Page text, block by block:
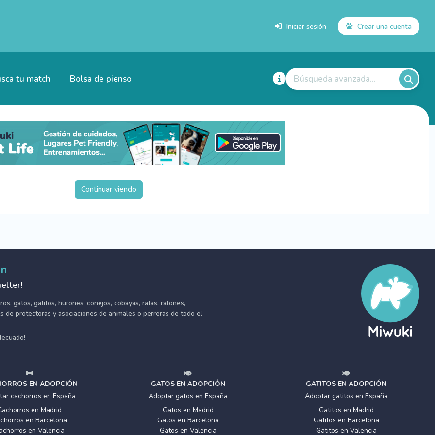
Iniciar sesión Crear una cuenta
tu match Bolsa de pienso Búsqueda avanzada...
Continuar viendo
gatos, gatitos, hurones, conejos, cobayas, ratas, ratones,
de protectoras y asociaciones de animales o perreras de todo el
EN ADOPCIÓN
cachorros en España
en Madrid
en Barcelona
en Valencia
GATOS EN ADOPCIÓN
Adoptar gatos en España
Gatos en Madrid
Gatos en Barcelona
Gatos en Valencia
GATITOS EN ADOPCIÓN
Adoptar gatitos en España
Gatitos en Madrid
Gatitos en Barcelona
Gatitos en Valencia